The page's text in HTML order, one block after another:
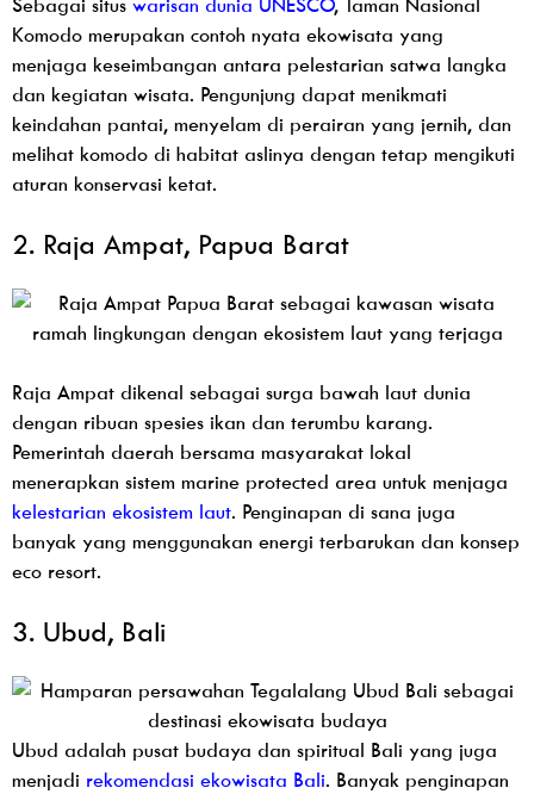
Sebagai situs warisan dunia UNESCO, Taman Nasional
Komodo merupakan contoh nyata ekowisata yang
menjaga keseimbangan antara pelestarian satwa langka
dan kegiatan wisata. Pengunjung dapat menikmati
keindahan pantai, menyelam di perairan yang jernih, dan
melihat komodo di habitat aslinya dengan tetap mengikuti
aturan konservasi ketat.
2. Raja Ampat, Papua Barat
Raja Ampat dikenal sebagai surga bawah laut dunia
dengan ribuan spesies ikan dan terumbu karang.
Pemerintah daerah bersama masyarakat lokal
menerapkan sistem marine protected area untuk menjaga
kelestarian ekosistem laut. Penginapan di sana juga
banyak yang menggunakan energi terbarukan dan konsep
eco resort.
3. Ubud, Bali
Ubud adalah pusat budaya dan spiritual Bali yang juga
menjadi rekomendasi ekowisata Bali. Banyak penginapan